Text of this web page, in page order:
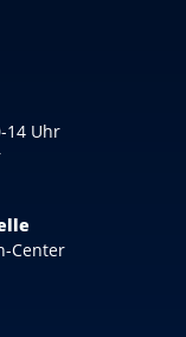
14 Uhr
Center